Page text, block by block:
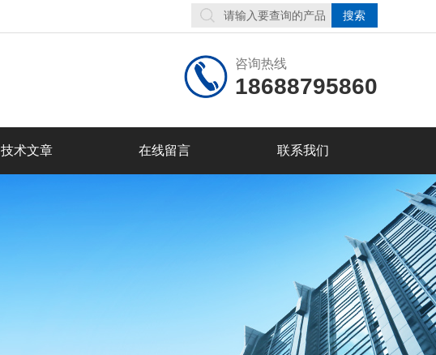
咨询热线
18688795860
技术文章 在线留言 联系我们